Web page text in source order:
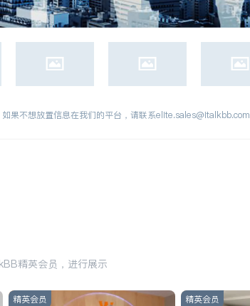
如果不想放置信息在我们的平台，请联系elite.sales@italkbb.com
精英会员，进行展示
精英会员 精英会员